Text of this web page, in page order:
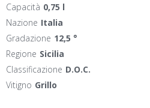
Capacità 0,75 l
Nazione Italia
Gradazione 12,5 °
Regione Sicilia
Classificazione D.O.C.
Vitigno Grillo